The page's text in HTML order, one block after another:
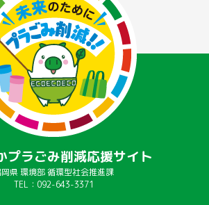
プラごみ削減応援サイト
県 環境部 循環型社会推進課
TEL：092-643-3371